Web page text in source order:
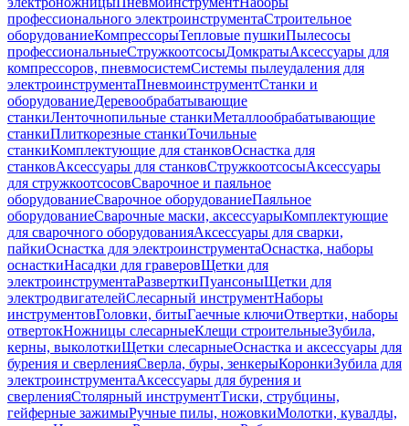
профессионального электроинструментаСтроительное
оборудованиеКомпрессорыТепловые пушкиПылесосы
профессиональныеСтружкоотсосыДомкратыАксессуары для
компрессоров, пневмосистемСистемы пылеудаления для
электроинструментаПневмоинструментСтанки и
оборудованиеДеревообрабатывающие
станкиЛенточнопильные станкиМеталлообрабатывающие
станкиПлиткорезные станкиТочильные
станкиКомплектующие для станковОснастка для
станковАксессуары для станковСтружкоотсосыАксессуары
для стружкоотсосовСварочное и паяльное
оборудованиеСварочное оборудованиеПаяльное
оборудованиеСварочные маски, аксессуарыКомплектующие
для сварочного оборудованияАксессуары для сварки,
пайкиОснастка для электроинструментаОснастка, наборы
оснасткиНасадки для граверовЩетки для
электроинструментаРазверткиПуансоныЩетки для
электродвигателейСлесарный инструментНаборы
инструментовГоловки, битыГаечные ключиОтвертки, наборы
отвертокНожницы слесарныеКлещи строительныеЗубила,
керны, выколоткиЩетки слесарныеОснастка и аксессуары для
бурения и сверленияСверла, буры, зенкерыКоронкиЗубила для
электроинструментаАксессуары для бурения и
сверленияСтолярный инструментТиски, струбцины,
гейферные зажимыРучные пилы, ножовкиМолотки, кувалды,